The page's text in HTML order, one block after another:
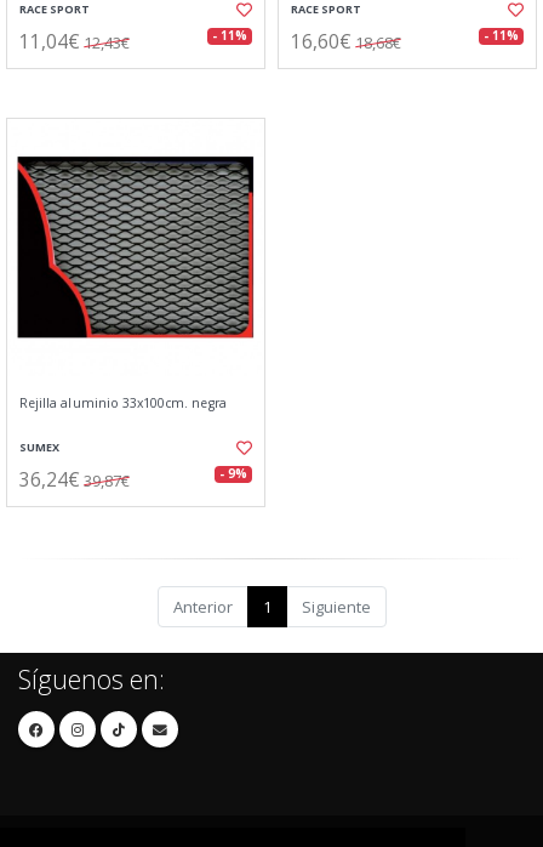
RACE SPORT
11,04€ 12,43€ - 11%
RACE SPORT
16,60€ 18,68€ - 11%
Rejilla aluminio 33x100cm. negra
SUMEX
36,24€ 39,87€ - 9%
Anterior 1 Siguiente
Síguenos en: